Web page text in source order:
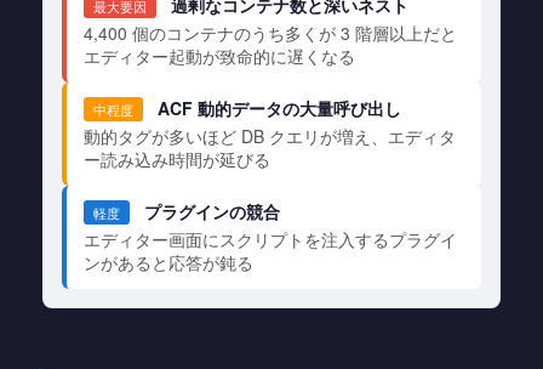
最大要因
4,400 個のコンテナのうち多くが 3 階層以上だと
エディター起動が致命的に遅くなる
中程度
ACF 動的データの大量呼び出し
動的タグが多いほど DB クエリが増え、エディタ
ー読み込み時間が延びる
軽度
プラグインの競合
エディター画面にスクリプトを注入するプラグイ
ンがあると応答が鈍る